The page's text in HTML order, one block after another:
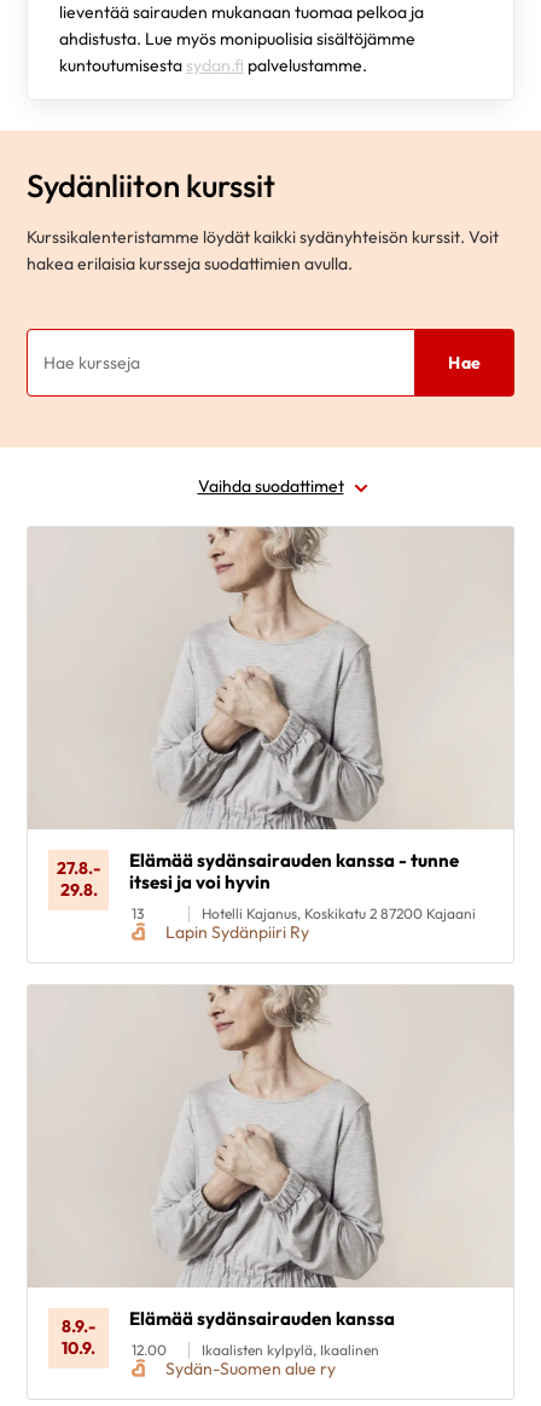
lieventää sairauden mukanaan tuomaa pelkoa ja
ahdistusta. Lue myös monipuolisia sisältöjämme
kuntoutumisesta sydan.fi palvelustamme.
Sydänliiton kurssit
Kurssikalenteristamme löydät kaikki sydänyhteisön kurssit. Voit
hakea erilaisia kursseja suodattimien avulla.
Hae
Vaihda suodattimet
Poista valinnat
27.8.-
29.8.
Elämää sydänsairauden kanssa - tunne
itsesi ja voi hyvin
13 Hotelli Kajanus, Koskikatu 2 87200 Kajaani
Lapin Sydänpiiri Ry
8.9.-
10.9.
Elämää sydänsairauden kanssa
12.00 Ikaalisten kylpylä, Ikaalinen
Sydän-Suomen alue ry